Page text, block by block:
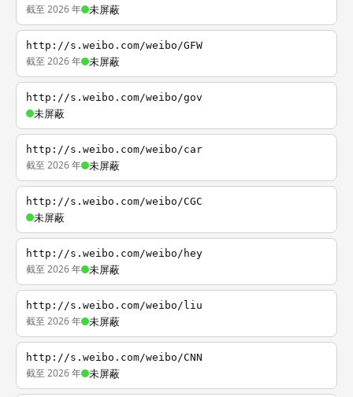
截至 2026 年 未屏蔽
http://s.weibo.com/weibo/GFW
截至 2026 年 未屏蔽
http://s.weibo.com/weibo/gov
未屏蔽
http://s.weibo.com/weibo/car
截至 2026 年 未屏蔽
http://s.weibo.com/weibo/CGC
未屏蔽
http://s.weibo.com/weibo/hey
截至 2026 年 未屏蔽
http://s.weibo.com/weibo/liu
截至 2026 年 未屏蔽
http://s.weibo.com/weibo/CNN
截至 2026 年 未屏蔽